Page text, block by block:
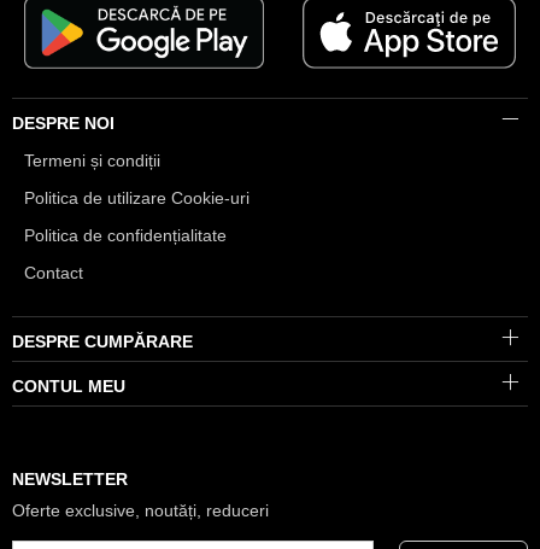
DESPRE NOI
Termeni și condiții
Politica de utilizare Cookie-uri
Politica de confidențialitate
Contact
DESPRE CUMPĂRARE
CONTUL MEU
NEWSLETTER
Oferte exclusive, noutăți, reduceri